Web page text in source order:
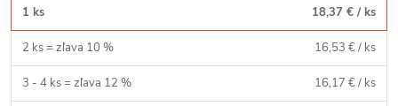
1 ks 18,37 € / ks
2 ks = zľava 10 % 16,53 €/ ks
3 - 4 ks = zľava 12 % 16,17 €/ ks